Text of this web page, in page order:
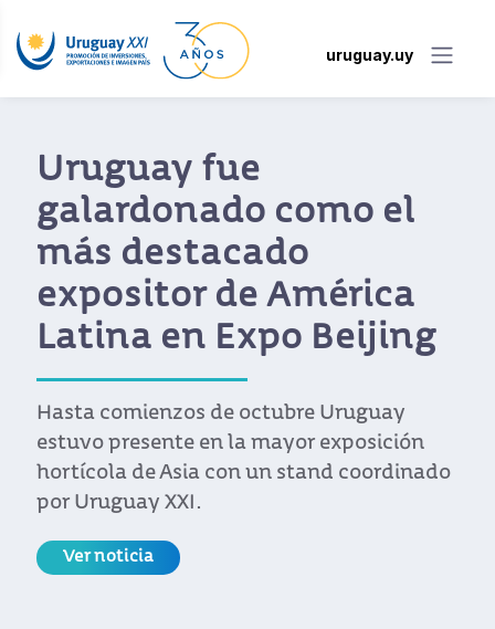
uruguay.uy
Uruguay fue
galardonado como el
más destacado
expositor de América
Latina en Expo Beijing
Hasta comienzos de octubre Uruguay
estuvo presente en la mayor exposición
hortícola de Asia con un stand coordinado
por Uruguay XXI.
Ver noticia